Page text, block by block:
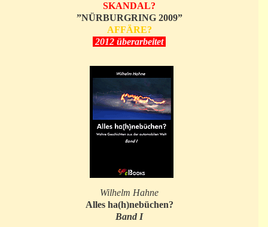
SKANDAL?
”NÜRBURGRING 2009”
AFFÄRE?
2012 überarbeitet
Wilhelm Hahne
Alles ha(h)nebüchen?
Band I